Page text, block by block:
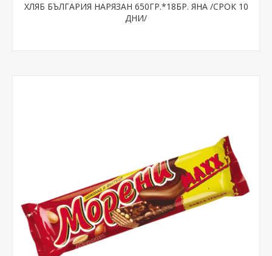
ХЛЯБ БЪЛГАРИЯ НАРЯЗАН 650ГР.*18БР. ЯНА /СРОК 10
ДНИ/